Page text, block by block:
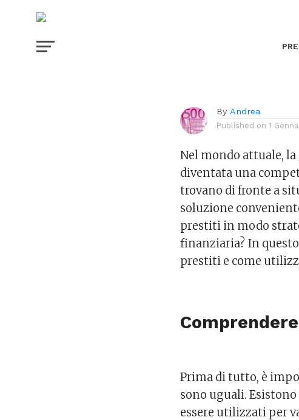
By Andrea
Published on 1
Nel mondo attuale,
diventata una
trovano di fronte a
soluzione
prestiti in modo
finanziaria? In
prestiti e come
Prima di tutto, è
sono uguali.
essere utilizzati per